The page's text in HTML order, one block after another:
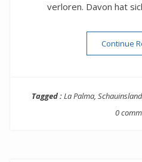
verloren. Davon hat
Continue
Tagged :La Palma, Schauinsland
0